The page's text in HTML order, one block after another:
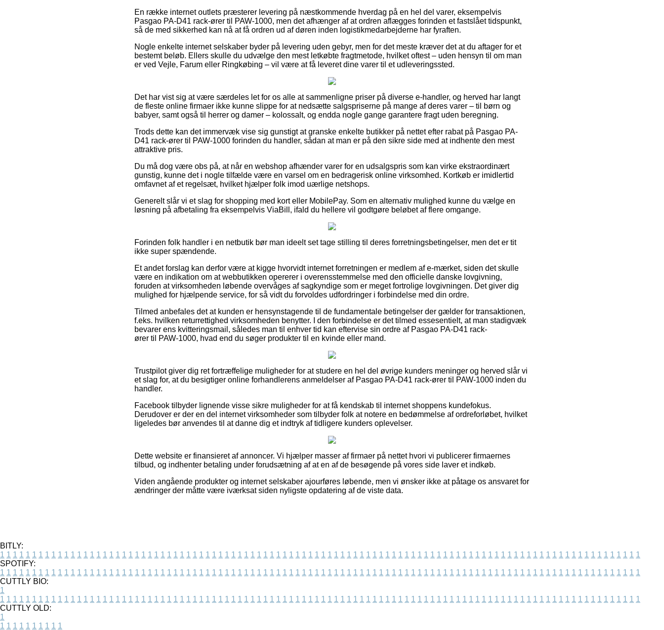
En række internet outlets præsterer levering på næstkommende hverdag på en hel del varer, eksempelvis
Pasgao PA-D41 rack-ører til PAW-1000, men det afhænger af at ordren aflægges forinden et fastslået tidspunkt,
så de med sikkerhed kan nå at få ordren ud af døren inden logistikmedarbejderne har fyraften.
Nogle enkelte internet selskaber byder på levering uden gebyr, men for det meste kræver det at du aftager for et
bestemt beløb. Ellers skulle du udvælge den mest letkøbte fragtmetode, hvilket oftest – uden hensyn til om man
er ved Vejle, Farum eller Ringkøbing – vil være at få leveret dine varer til et udleveringssted.
Det har vist sig at være særdeles let for os alle at sammenligne priser på diverse e-handler, og herved har langt
de fleste online firmaer ikke kunne slippe for at nedsætte salgspriserne på mange af deres varer – til børn og
babyer, samt også til herrer og damer – kolossalt, og endda nogle gange garantere fragt uden beregning.
Trods dette kan det immervæk vise sig gunstigt at granske enkelte butikker på nettet efter rabat på Pasgao PA-
D41 rack-ører til PAW-1000 forinden du handler, sådan at man er på den sikre side med at indhente den mest
attraktive pris.
Du må dog være obs på, at når en webshop afhænder varer for en udsalgspris som kan virke ekstraordinært
gunstig, kunne det i nogle tilfælde være en varsel om en bedragerisk online virksomhed. Kortkøb er imidlertid
omfavnet af et regelsæt, hvilket hjælper folk imod uærlige netshops.
Generelt slår vi et slag for shopping med kort eller MobilePay. Som en alternativ mulighed kunne du vælge en
løsning på afbetaling fra eksempelvis ViaBill, ifald du hellere vil godtgøre beløbet af flere omgange.
Forinden folk handler i en netbutik bør man ideelt set tage stilling til deres forretningsbetingelser, men det er tit
ikke super spændende.
Et andet forslag kan derfor være at kigge hvorvidt internet forretningen er medlem af e-mærket, siden det skulle
være en indikation om at webbutikken opererer i overensstemmelse med den officielle danske lovgivning,
foruden at virksomheden løbende overvåges af sagkyndige som er meget fortrolige lovgivningen. Det giver dig
mulighed for hjælpende service, for så vidt du forvoldes udfordringer i forbindelse med din ordre.
Tilmed anbefales det at kunden er hensynstagende til de fundamentale betingelser der gælder for transaktionen,
f.eks. hvilken returrettighed virksomheden benytter. I den forbindelse er det tilmed essesentielt, at man stadigvæk
bevarer ens kvitteringsmail, således man til enhver tid kan eftervise sin ordre af Pasgao PA-D41 rack-
ører til PAW-1000, hvad end du søger produkter til en kvinde eller mand.
Trustpilot giver dig ret fortræffelige muligheder for at studere en hel del øvrige kunders meninger og herved slår vi
et slag for, at du besigtiger online forhandlerens anmeldelser af Pasgao PA-D41 rack-ører til PAW-1000 inden du
handler.
Facebook tilbyder lignende visse sikre muligheder for at få kendskab til internet shoppens kundefokus.
Derudover er der en del internet virksomheder som tilbyder folk at notere en bedømmelse af ordreforløbet, hvilket
ligeledes bør anvendes til at danne dig et indtryk af tidligere kunders oplevelser.
Dette website er finansieret af annoncer. Vi hjælper masser af firmaer på nettet hvori vi publicerer firmaernes
tilbud, og indhenter betaling under forudsætning af at en af de besøgende på vores side laver et indkøb.
Viden angående produkter og internet selskaber ajourføres løbende, men vi ønsker ikke at påtage os ansvaret for
ændringer der måtte være iværksat siden nyligste opdatering af de viste data.
BITLY:
1 1 1 1 1 1 1 1 1 1 1 1 1 1 1 1 1 1 1 1 1 1 1 1 1 1 1 1 1 1 1 1 1 1 1 1 1 1 1 1 1 1 1 1 1 1 1 1 1 1 1 1 1 1 1 1 1 1 1 1 1 1 1 1 1 1 1 1 1 1 1 1 1 1 1 1 1 1 1 1 1 1 1 1 1 1 1 1 1 1 1 1 1 1 1 1 1 1 1 1
SPOTIFY:
1 1 1 1 1 1 1 1 1 1 1 1 1 1 1 1 1 1 1 1 1 1 1 1 1 1 1 1 1 1 1 1 1 1 1 1 1 1 1 1 1 1 1 1 1 1 1 1 1 1 1 1 1 1 1 1 1 1 1 1 1 1 1 1 1 1 1 1 1 1 1 1 1 1 1 1 1 1 1 1 1 1 1 1 1 1 1 1 1 1 1 1 1 1 1 1 1 1 1 1
CUTTLY BIO:
1
1 1 1 1 1 1 1 1 1 1 1 1 1 1 1 1 1 1 1 1 1 1 1 1 1 1 1 1 1 1 1 1 1 1 1 1 1 1 1 1 1 1 1 1 1 1 1 1 1 1 1 1 1 1 1 1 1 1 1 1 1 1 1 1 1 1 1 1 1 1 1 1 1 1 1 1 1 1 1 1 1 1 1 1 1 1 1 1 1 1 1 1 1 1 1 1 1 1 1 1
CUTTLY OLD:
1
1 1 1 1 1 1 1 1 1 1